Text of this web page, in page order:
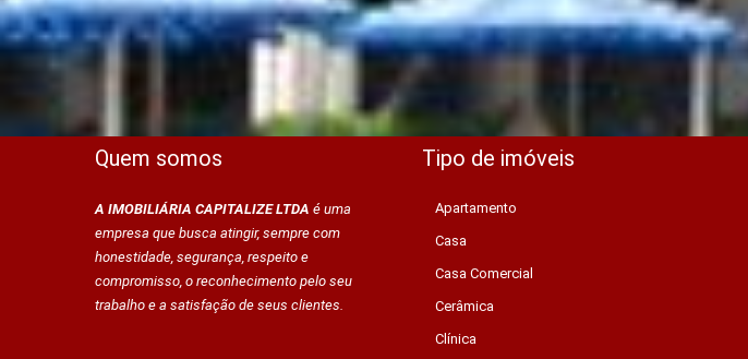
Quem somos
A IMOBILIÁRIA CAPITALIZE LTDA é uma
empresa que busca atingir, sempre com
honestidade, segurança, respeito e
compromisso, o reconhecimento pelo seu
trabalho e a satisfação de seus clientes.
Tipo de imóveis
Apartamento
Casa
Casa Comercial
Cerâmica
Clínica